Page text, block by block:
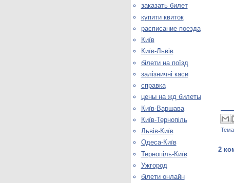
2
заказать билет
купити квиток
расписание поезда
Київ
Київ-Львів
білети на поїзд
залізничні каси
справка
цены на жд билеты
Київ-Варшава
Київ-Тернопіль
Львів-Київ
Одеса-Київ
Тернопіль-Київ
Ужгород
білети онлайн